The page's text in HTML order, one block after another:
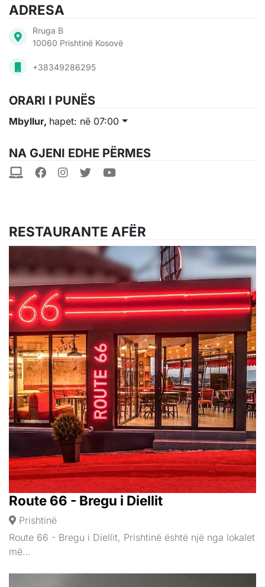
ADRESA
Rruga B
10060 Prishtinë Kosovë
+38349286295
ORARI I PUNËS
Mbyllur, hapet: në 07:00
NA GJENI EDHE PËRMES
RESTAURANTE AFËR
Route 66 - Bregu i Diellit
Prishtinë
Route 66 - Bregu i Diellit, Prishtinë është një nga lokalet
më…